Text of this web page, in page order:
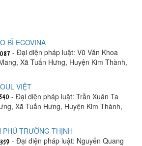
BÌ ECOVINA
- Đại diện pháp luật: Vũ Văn Khoa
Xã Tuấn Hưng, Huyện Kim Thành,
VIỆT
- Đại diện pháp luật: Trần Xuân Ta
Xã Tuấn Hưng, Huyện Kim Thành,
TRƯỜNG THỊNH
- Đại diện pháp luật: Nguyễn Quang